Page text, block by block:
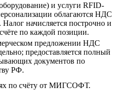
и услуги RFID-
облагаются НДС
Налог начисляется построчно и
по каждой позиции.
предложении НДС
предоставляется полный
документов по
РФ.
по счёту от МИГСОФТ.